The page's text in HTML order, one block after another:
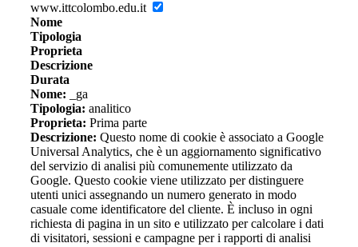
www.ittcolombo.edu.it
Nome
Tipologia
Proprieta
Descrizione
Durata
Nome: _ga
Tipologia: analitico
Proprieta: Prima parte
Descrizione: Questo nome di cookie è associato a Google
Universal Analytics, che è un aggiornamento significativo
del servizio di analisi più comunemente utilizzato da
Google. Questo cookie viene utilizzato per distinguere
utenti unici assegnando un numero generato in modo
casuale come identificatore del cliente. È incluso in ogni
richiesta di pagina in un sito e utilizzato per calcolare i dati
di visitatori, sessioni e campagne per i rapporti di analisi